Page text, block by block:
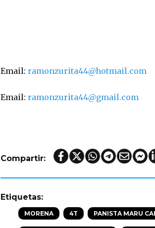
Email: ramonzurita44@hotmail.com
Email: ramonzurita44@gmail.com
Compartir:
Etiquetas:
MORENA 4T PANISTA MARU